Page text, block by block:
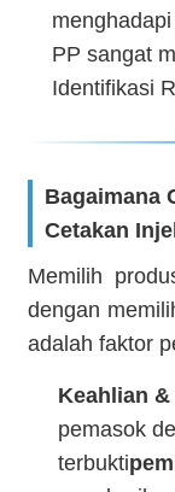
PP sangat
Identifikasi
Bagaimana
Cetakan
Memilih
dengan
adalah faktor
Keahlian
pemasok
terbukti